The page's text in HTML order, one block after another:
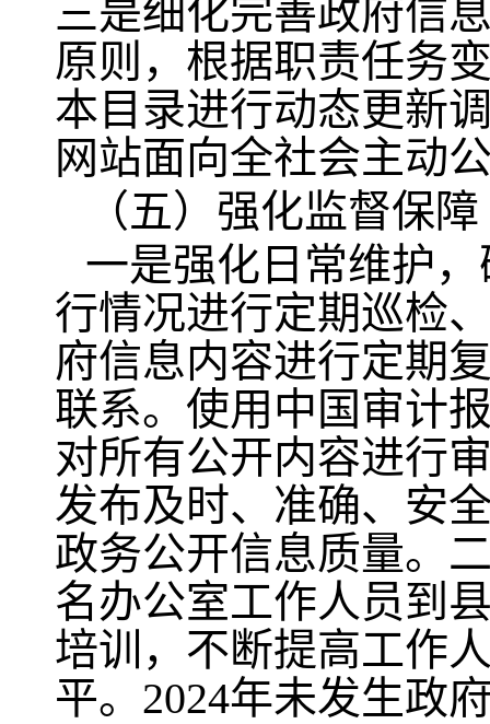
三是细化完善政府信
原则，根据职责任务
本目录进行动态更新
网站面向全社会主动
（五）强化监督保障
一是强化日常维护
行情况进行定期巡检
府信息内容进行定期
联系。使用中国审计
对所有公开内容进行
发布及时、准确、安
政务公开信息质量。
名办公室工作人员到
培训，不断提高工作
平。2024年未发生政